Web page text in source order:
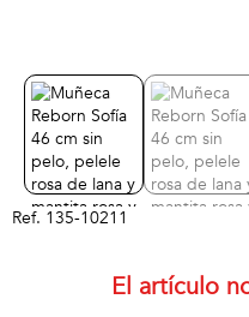
Ref. 135-10211
El artículo